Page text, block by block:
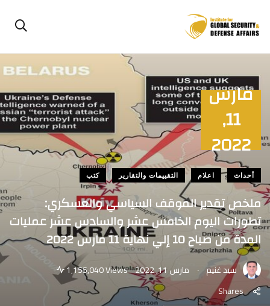
مارس
11,
2022
أحداث اعلام التقييمات والتقارير كتب
ملخص تقدير الموقف السياسي والعسكري:
تطورات اليوم الخامس عشر والسادس عشر عمليات
المدة من صباح 10 إلي نهاية 11 مارس 2022
سيد غنيم . مارس 11, 2022
1٬155,040 Views
Shares